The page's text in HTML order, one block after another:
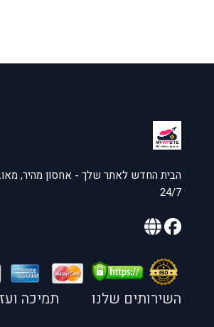
הבית החדש לאתר שלך - אחסון מהיר,
24/7
השירותים שלנו תמיכה